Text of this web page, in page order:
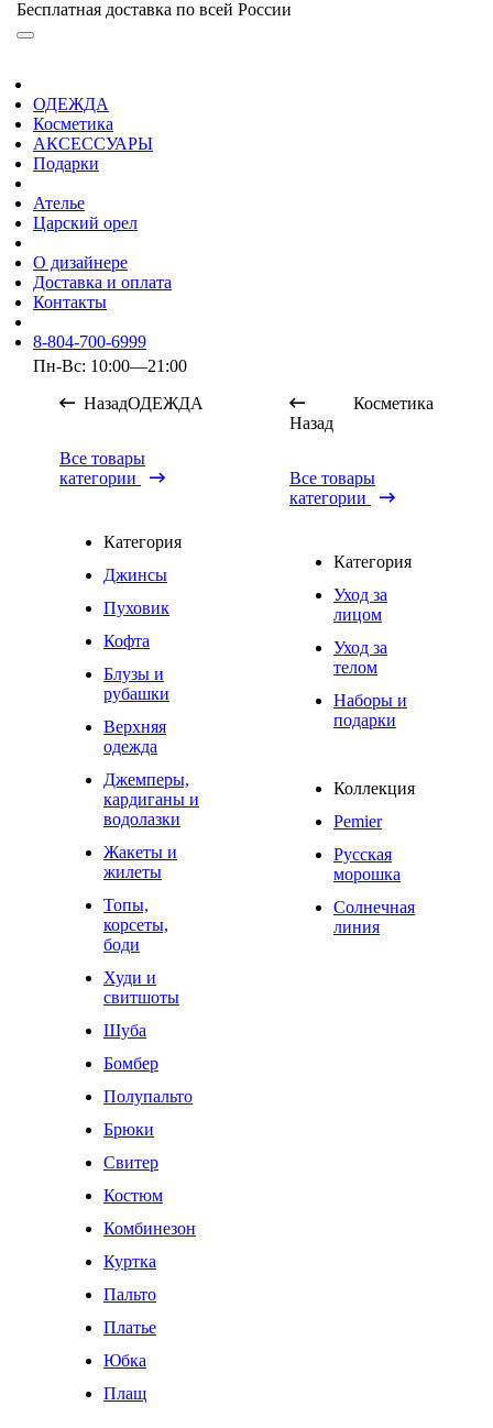
Бесплатная доставка по всей России
ОДЕЖДА
Косметика
АКСЕССУАРЫ
Подарки
Ателье
Царский орел
О дизайнере
Доставка и оплата
Контакты
8-804-700-6999
Пн-Вс: 10:00—21:00
НазадОДЕЖДА
Все товары
категории
Категория
Джинсы
Пуховик
Кофта
Блузы и
рубашки
Верхняя
одежда
Джемперы,
кардиганы и
водолазки
Жакеты и
жилеты
Топы,
корсеты,
боди
Худи и
свитшоты
Шуба
Бомбер
Полупальто
Брюки
Свитер
Костюм
Комбинезон
Куртка
Пальто
Платье
Юбка
Плащ
Назад
Косметика
Все товары
категории
Категория
Уход за
лицом
Уход за
телом
Наборы и
подарки
Коллекция
Pemier
Русская
морошка
Солнечная
линия